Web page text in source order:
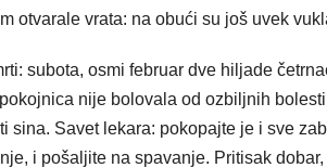
otvarale vrata: na obući su još uvek
subota, osmi februar dve hiljade
nije bolovala od ozbiljnih
sina. Savet lekara: pokopajte je i sve
i pošaljite na spavanje. Pritisak